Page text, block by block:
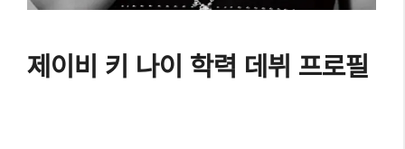
제이비 키 나이 학력 데뷔 프로필